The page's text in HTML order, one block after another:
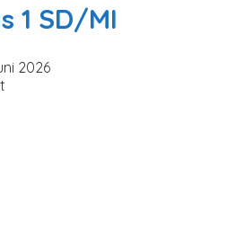
1 SD/MI
2026